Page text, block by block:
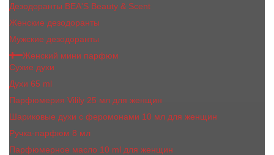
Дезодоранты BEA'S Beauty & Scent
Женские дезодоранты
Мужские дезодоранты
Женский мини парфюм
Сухие духи
Духи 65 ml
Парфюмерия Vilily 25 мл для женщин
Шариковые духи с феромонами 10 мл для женщин
Ручка-парфюм 8 мл
Парфюмерное масло 10 ml для женщин